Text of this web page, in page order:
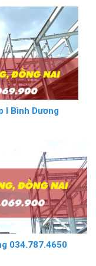
I Bình Dương
034.787.4650